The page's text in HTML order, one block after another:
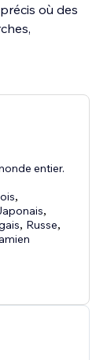
où des
entier.
,
,
, Russe,